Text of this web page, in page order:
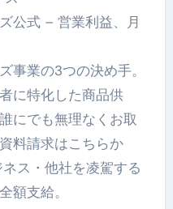
公式 – 営業利益、月
事業の3つの決め手。
に特化した商品供
にでも無理なくお取
料請求はこちらか
ス・他社を凌駕する
額支給。